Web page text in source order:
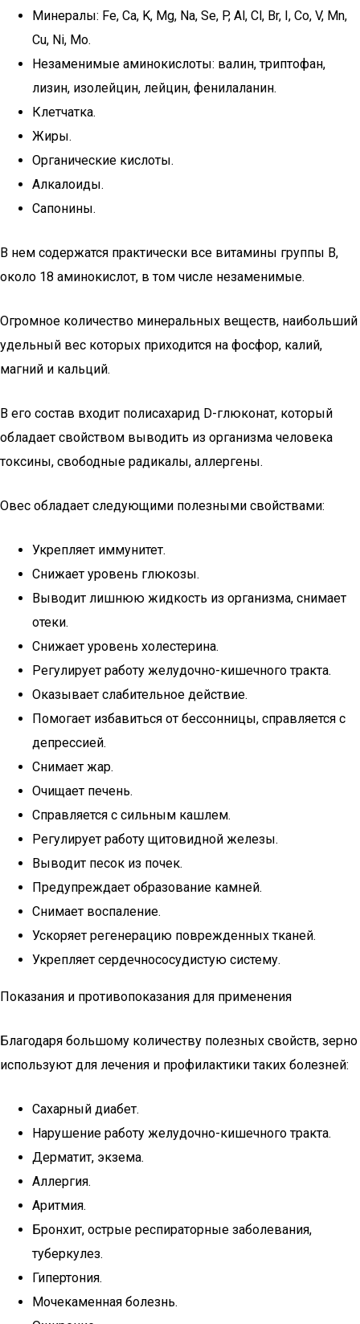
Минералы: Fe, Ca, K, Mg, Na, Se, P, Al, Cl, Br, I, Co, V, Mn,
Cu, Ni, Mo.
Незаменимые аминокислоты: валин, триптофан,
лизин, изолейцин, лейцин, фенилаланин.
Клетчатка.
Жиры.
Органические кислоты.
Алкалоиды.
Сапонины.
В нем содержатся практически все витамины группы В,
около 18 аминокислот, в том числе незаменимые.
Огромное количество минеральных веществ, наибольший
удельный вес которых приходится на фосфор, калий,
магний и кальций.
В его состав входит полисахарид D-глюконат, который
обладает свойством выводить из организма человека
токсины, свободные радикалы, аллергены.
Овес обладает следующими полезными свойствами:
Укрепляет иммунитет.
Снижает уровень глюкозы.
Выводит лишнюю жидкость из организма, снимает
отеки.
Снижает уровень холестерина.
Регулирует работу желудочно-кишечного тракта.
Оказывает слабительное действие.
Помогает избавиться от бессонницы, справляется с
депрессией.
Снимает жар.
Очищает печень.
Справляется с сильным кашлем.
Регулирует работу щитовидной железы.
Выводит песок из почек.
Предупреждает образование камней.
Снимает воспаление.
Ускоряет регенерацию поврежденных тканей.
Укрепляет сердечнососудистую систему.
Показания и противопоказания для применения
Благодаря большому количеству полезных свойств, зерно
используют для лечения и профилактики таких болезней:
Сахарный диабет.
Нарушение работу желудочно-кишечного тракта.
Дерматит, экзема.
Аллергия.
Аритмия.
Бронхит, острые респираторные заболевания,
туберкулез.
Гипертония.
Мочекаменная болезнь.